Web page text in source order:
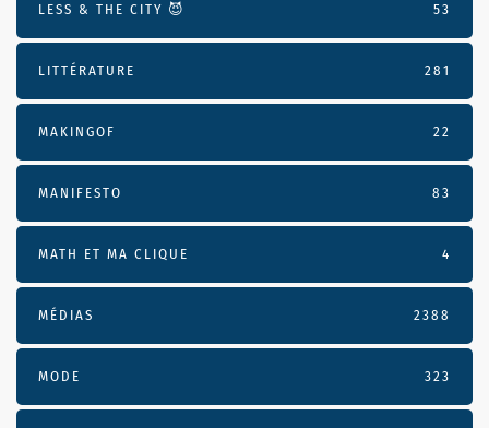
LESS & THE CITY 😈 53
LITTÉRATURE 281
MAKINGOF 22
MANIFESTO 83
MATH ET MA CLIQUE 4
MÉDIAS 2388
MODE 323